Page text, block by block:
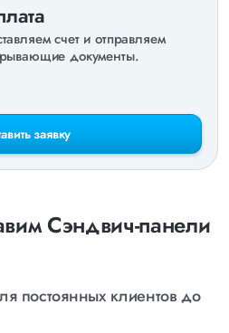
счет и отправляем
документы.
заявку
Сэндвич-панели
постоянных клиентов до